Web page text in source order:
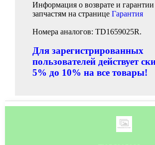
Информация о возврате и
запчастям на странице Гарантия
Номера аналогов: TD1659025R.
Для зарегистрированных
пользователей действует
5% до 10% на все товары!